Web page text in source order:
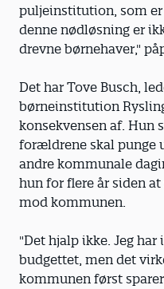
puljeinstitution, som
denne nødløsning er
drevne børnehaver,"
Det har Tove Busch,
børneinstitution
konsekvensen af. Hun
forældrene skal punge
andre kommunale
hun for flere år siden
mod kommunen.
"Det hjalp ikke. Jeg har
budgettet, men det
kommunen først